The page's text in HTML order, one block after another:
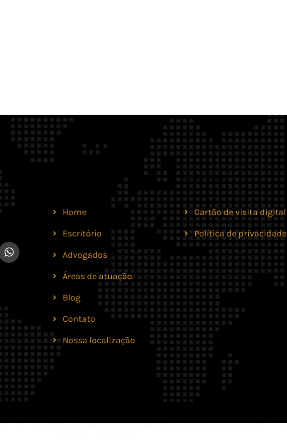
2.469
Home
Escritório
Advogados
Áreas de atuação
Blog
Contato
Nossa localização
Links úteis
Cartão de visita digital
Política de privacidade